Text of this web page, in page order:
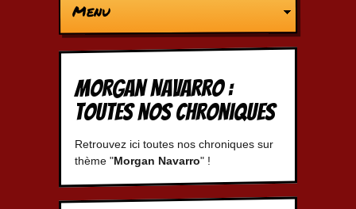
Menu
Morgan Navarro :
Toutes nos chroniques
Retrouvez ici toutes nos chroniques sur
thème "Morgan Navarro" !